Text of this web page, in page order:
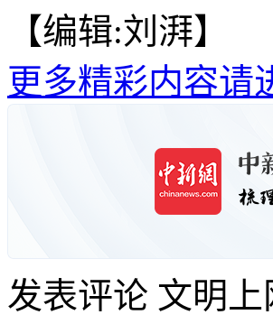
【编辑:刘湃】
更多精彩内容请
发表评论 文明